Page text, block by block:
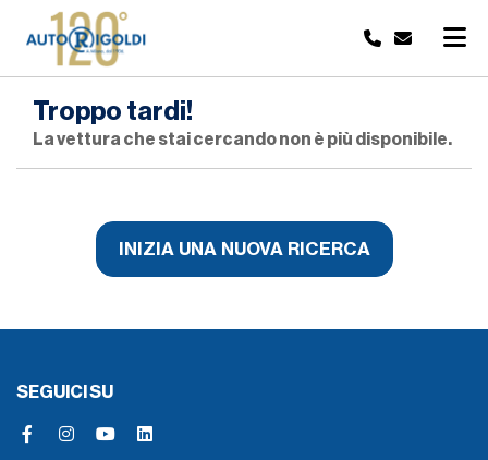
Troppo tardi!
La vettura che stai cercando non è più disponibile.
INIZIA UNA NUOVA RICERCA
SEGUICI SU